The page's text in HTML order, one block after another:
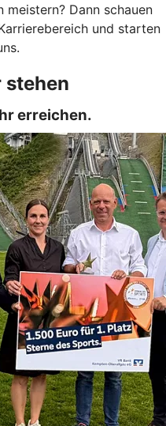
Dann schauen
und starten
erreichen.